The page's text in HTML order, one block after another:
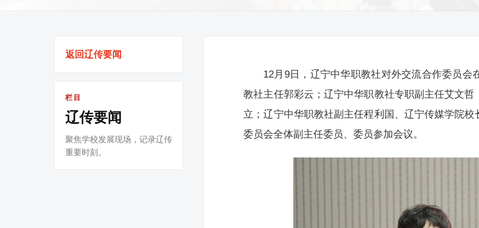
返回辽传要闻
栏目
辽传要闻
聚焦学校发展现场，记录辽传
重要时刻。
12月9日，辽宁中华职教社对外交流合作委员
教社主任郭彩云；辽宁中华职教社专职副主任艾文
立；辽宁中华职教社副主任程利国、辽宁传媒学院
委员会全体副主任委员、委员参加会议。